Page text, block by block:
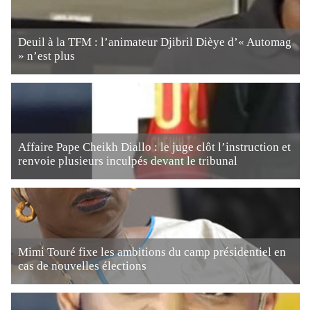
Deuil à la TFM : l’animateur Djibril Dièye d’« Automag
» n’est plus
Affaire Pape Cheikh Diallo : le juge clôt l’instruction et
renvoie plusieurs inculpés devant le tribunal
Mimi Touré fixe les ambitions du camp présidentiel en
cas de nouvelles élections